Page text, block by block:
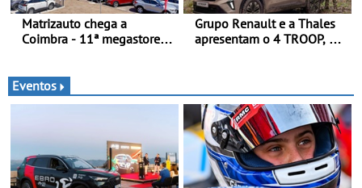
Matrizauto chega a
Coimbra - 11ª megastore
Grupo Renault e a Thales
apresentam o 4 TROOP, um
Eventos